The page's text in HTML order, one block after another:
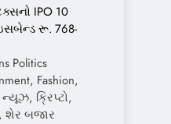
IPO 10
રૂ. 768-
Politics
Fashion,
ન્યૂઝ, ક્રિપ્ટો,
શેર બજાર